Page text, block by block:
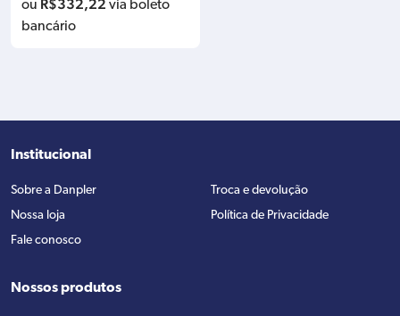
ou R$332,22 via boleto
bancário
Institucional
Sobre a Danpler
Nossa loja
Fale conosco
Troca e devolução
Política de Privacidade
Nossos produtos